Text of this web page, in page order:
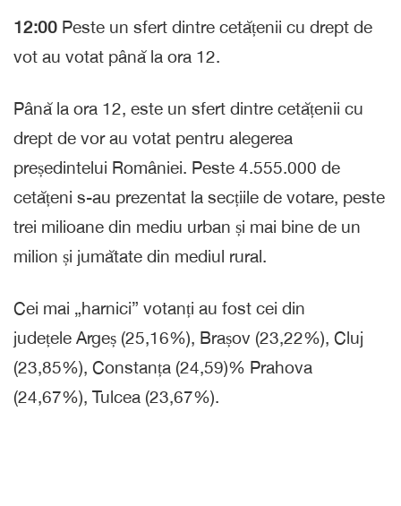
12:00 Peste un sfert dintre cetățenii cu drept de
vot au votat până la ora 12.
Până la ora 12, este un sfert dintre cetățenii cu
drept de vor au votat pentru alegerea
președintelui României. Peste 4.555.000 de
cetățeni s-au prezentat la secțiile de votare, peste
trei milioane din mediu urban și mai bine de un
milion și jumătate din mediul rural.
Cei mai „harnici” votanți au fost cei din
județele Argeș (25,16%), Brașov (23,22%), Cluj
(23,85%), Constanța (24,59)% Prahova
(24,67%), Tulcea (23,67%).